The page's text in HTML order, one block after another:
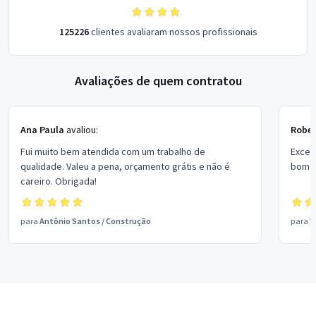
125226clientes avaliaram nossos profissionais
Avaliações de quem contratou
Ana Paula avaliou:
Fui muito bem atendida com um trabalho de
qualidade. Valeu a pena, orçamento grátis e não é
careiro. Obrigada!
para Antônio Santos /Construção
bom
para